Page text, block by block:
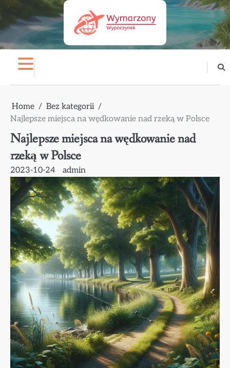
content
Home
Bez kategorii
Najlepsze miejsca na wędkowanie nad rzeką w Polsce
Najlepsze miejsca na wędkowanie nad
rzeką w Polsce
2023-10-24 admin